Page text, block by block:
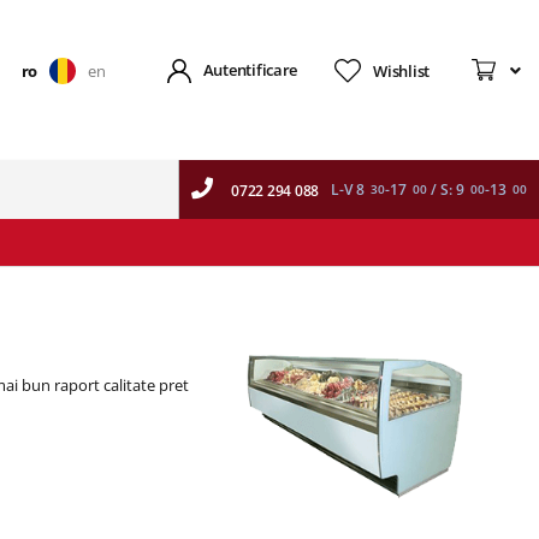
ro en Autentificare Wishlist
0722 294 088 L-V 8 30-17 00 / S: 9 00-13 00
bun raport calitate pret